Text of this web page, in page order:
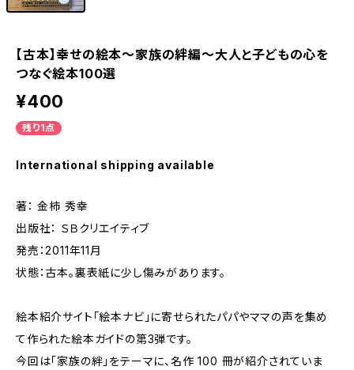
【古本】幸せの絵本～家族の絆編～大人と子どもの心を
つなぐ絵本100選
¥400
残り1点
International shipping available
著： 金柿 秀幸
出版社： ＳＢクリエイティブ
発売：2011年11月
状態：古本。裏表紙に少し傷みがあります。
絵本紹介サイト「絵本ナビ」に寄せられたパパやママの声を集め
て作られた絵本ガイドの第3弾です。
今回は「家族の絆」をテーマに、名作 100 冊が紹介されていま